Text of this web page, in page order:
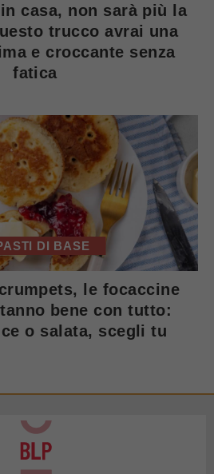
casa, non sarà più la
trucco avrai una
e croccante senza
fatica
DI BASE
le focaccine
bene con tutto:
o salata, scegli tu